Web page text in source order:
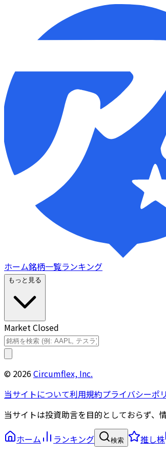
ホーム銘柄一覧ランキング
もっと見る
Market Closed
© 2026Circumflex, Inc.
当サイトについて利用規約プライバシーポ
当サイトは投資助言を目的としておらず、
ホーム
ランキング 検索 推し株